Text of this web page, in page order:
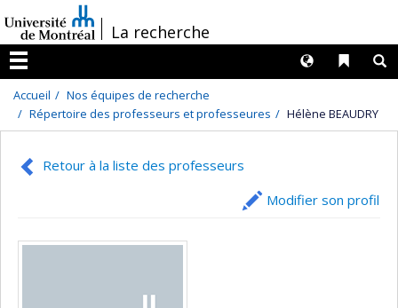
au
contenu
/La recherche
Menu
Liens
Langues
Accueil
Nos équipes de recherche
Répertoire des professeurs et professeures
Hélène BEAUDRY
Retour à la liste des professeurs
Modifier son profil